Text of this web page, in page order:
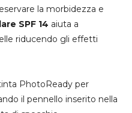
la morbidezza e
SPF 14 aiuta a
riducendo gli effetti
PhotoReady per
il pennello inserito nella